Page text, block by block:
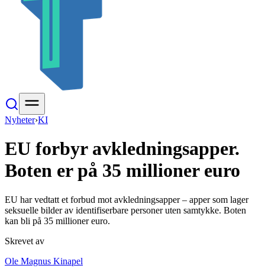
Nyheter›KI
EU forbyr avkledningsapper.
Boten er på 35 millioner euro
EU har vedtatt et forbud mot avkledningsapper – apper som lager
seksuelle bilder av identifiserbare personer uten samtykke. Boten
kan bli på 35 millioner euro.
Skrevet av
Ole Magnus Kinapel